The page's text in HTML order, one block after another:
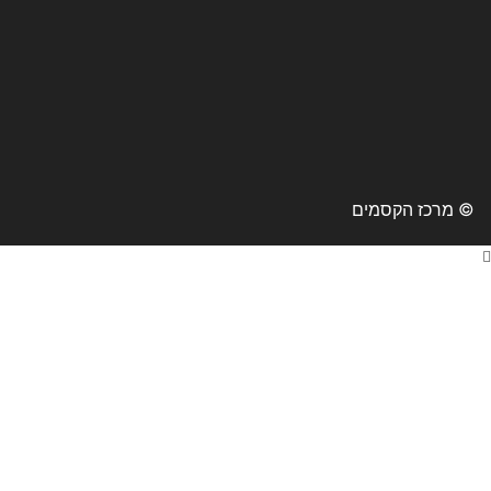
© מרכז הקסמים